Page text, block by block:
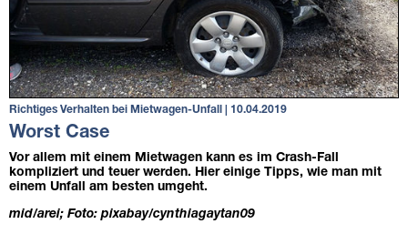
Richtiges Verhalten bei Mietwagen-Unfall | 10.04.2019
Worst Case
Vor allem mit einem Mietwagen kann es im Crash-Fall
kompliziert und teuer werden. Hier einige Tipps, wie man mit
einem Unfall am besten umgeht.
mid/arei; Foto: pixabay/cynthiagaytan09